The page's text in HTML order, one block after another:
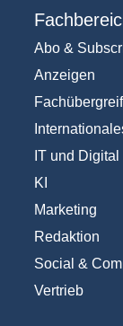
Abo &
Anzeigen
IT und Digital
KI
Marketing
Redaktion
Social &
Vertrieb